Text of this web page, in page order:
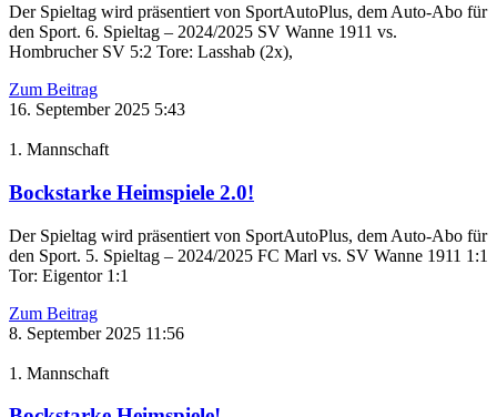
Der Spieltag wird präsentiert von SportAutoPlus, dem Auto-Abo für
den Sport. 6. Spieltag – 2024/2025 SV Wanne 1911 vs.
Hombrucher SV 5:2 Tore: Lasshab (2x),
Zum Beitrag
16. September 2025 5:43
1. Mannschaft
Bockstarke Heimspiele 2.0!
Der Spieltag wird präsentiert von SportAutoPlus, dem Auto-Abo für
den Sport. 5. Spieltag – 2024/2025 FC Marl vs. SV Wanne 1911 1:1
Tor: Eigentor 1:1
Zum Beitrag
8. September 2025 11:56
1. Mannschaft